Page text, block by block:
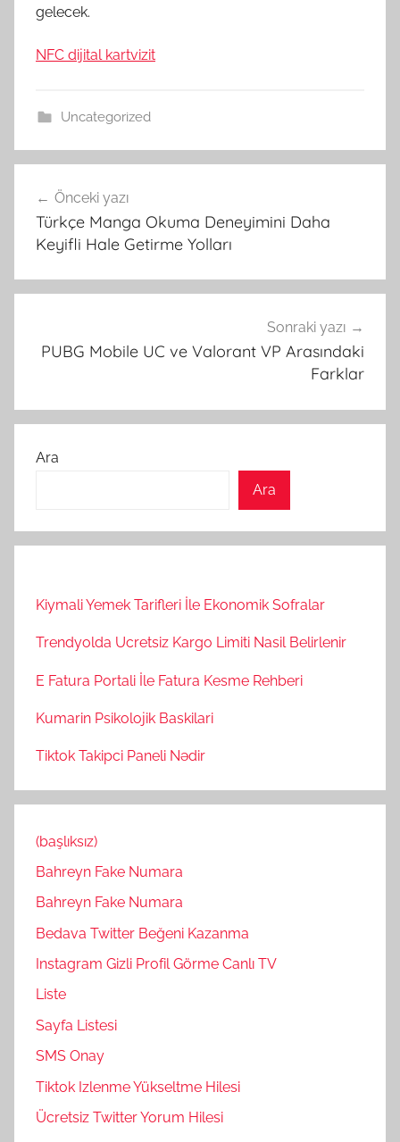
gelecek.
NFC dijital kartvizit
Uncategorized
gezinmesi
Önceki yazı
Türkçe Manga Okuma Deneyimini Daha
Keyifli Hale Getirme Yolları
Sonraki yazı
PUBG Mobile UC ve Valorant VP Arasındaki
Farklar
Ara
Ara
Kiymali Yemek Tarifleri İle Ekonomik Sofralar
Trendyolda Ucretsiz Kargo Limiti Nasil Belirlenir
E Fatura Portali İle Fatura Kesme Rehberi
Kumarin Psikolojik Baskilari
Tiktok Takipci Paneli Nədir
(başlıksız)
Bahreyn Fake Numara
Bahreyn Fake Numara
Bedava Twitter Beğeni Kazanma
Instagram Gizli Profil Görme Canlı TV
Liste
Sayfa Listesi
SMS Onay
Tiktok Izlenme Yükseltme Hilesi
Ücretsiz Twitter Yorum Hilesi